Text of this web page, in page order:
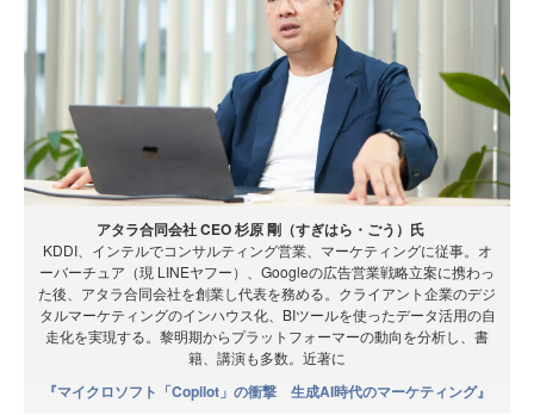
アタラ合同会社 CEO 杉原 剛（すぎはら・ごう）氏
KDDI、インテルでコンサルティング営業、マーケティングに従事。オ
ーバーチュア（現 LINEヤフー）、Googleの広告営業戦略立案に携わっ
た後、アタラ合同会社を創業し代表を務める。クライアント企業のデジ
タルマーケティングのインハウス化、BIツールを使ったデータ活用の自
走化を実現する。黎明期からプラットフォーマーの動向を分析し、書
籍、講演も多数。近著に
『マイクロソフト「Copilot」の衝撃 生成AI時代のマーケティング』